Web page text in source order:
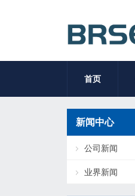
首页
新闻中心
公司新闻
业界新闻